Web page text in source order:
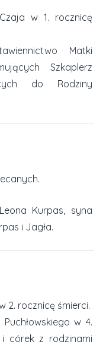
w 1. rocznicę
Matki
Szkaplerz
do Rodziny
Kurpas, syna
i Jagła.
2. rocznicę śmierci.
w 4.
córek z rodzinami